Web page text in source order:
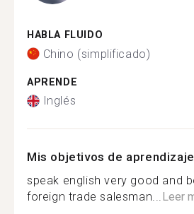
HABLA FLUIDO
Chino (simplificado)
APRENDE
Inglés
Mis objetivos de aprendizaje
speak english very good and
foreign trade salesman...Leer